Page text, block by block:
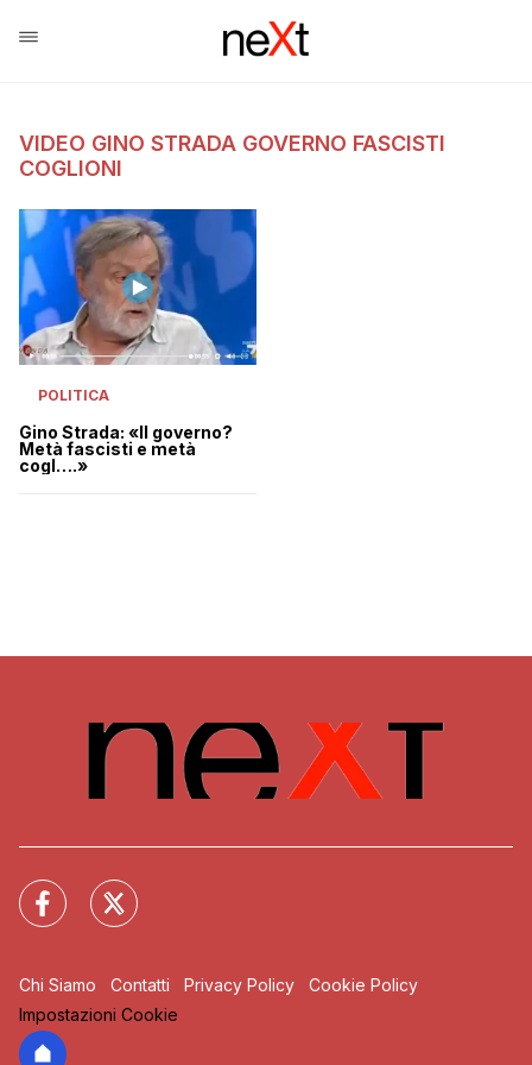
VIDEO GINO STRADA GOVERNO FASCISTI
COGLIONI
POLITICA
Gino Strada: «Il governo?
Metà fascisti e metà
cogl….»
Chi Siamo Contatti Privacy Policy
Cookie Policy
Impostazioni Cookie